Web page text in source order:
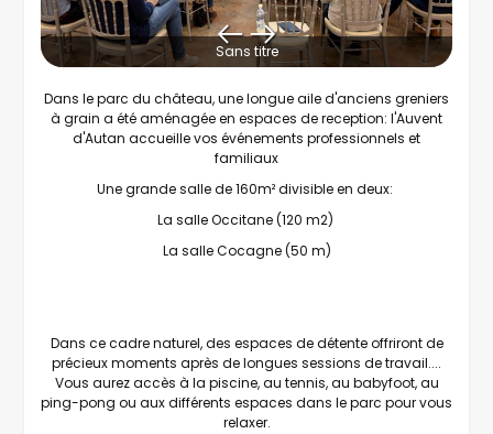
Sans titre
Dans le parc du château, une longue aile d'anciens greniers
à grain a été aménagée en espaces de reception: l'Auvent
d'Autan accueille vos événements professionnels et
familiaux
Une grande salle de 160m² divisible en deux:
La salle Occitane (120 m2)
La salle Cocagne (50 m)
Dans ce cadre naturel, des espaces de détente offriront de
précieux moments après de longues sessions de travail....
Vous aurez accès à la piscine, au tennis, au babyfoot, au
ping-pong ou aux différents espaces dans le parc pour vous
relaxer.